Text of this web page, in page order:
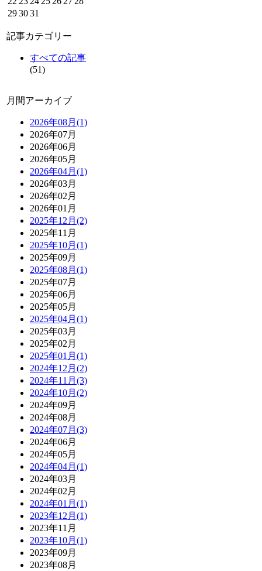
293031
記事カテゴリー
すべての記事
(51)
月間アーカイブ
2026年08月(1)
2026年07月
2026年06月
2026年05月
2026年04月(1)
2026年03月
2026年02月
2026年01月
2025年12月(2)
2025年11月
2025年10月(1)
2025年09月
2025年08月(1)
2025年07月
2025年06月
2025年05月
2025年04月(1)
2025年03月
2025年02月
2025年01月(1)
2024年12月(2)
2024年11月(3)
2024年10月(2)
2024年09月
2024年08月
2024年07月(3)
2024年06月
2024年05月
2024年04月(1)
2024年03月
2024年02月
2024年01月(1)
2023年12月(1)
2023年11月
2023年10月(1)
2023年09月
2023年08月